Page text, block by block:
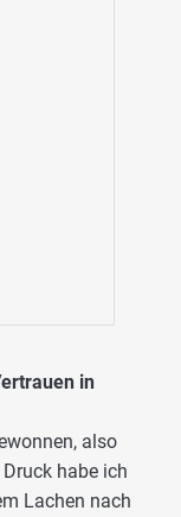
in
also
habe ich
Lachen nach